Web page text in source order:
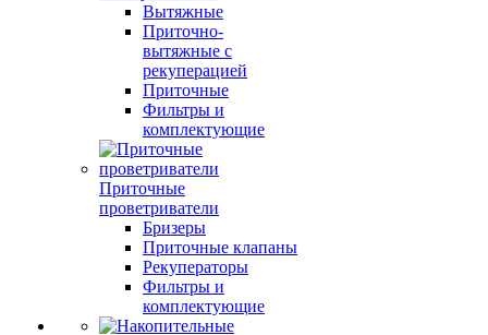
Вытяжные
Приточно-
вытяжные с
рекуперацией
Приточные
Фильтры и
комплектующие
Приточные
проветриватели
Бризеры
Приточные клапаны
Рекуператоры
Фильтры и
комплектующие